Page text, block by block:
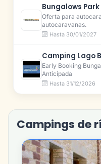
Bungalows
Oferta para
autocaravanas.
Hasta 30/01/2027
Camping Lago
Early Booking
Anticipada
Hasta 31/12/2026
Campings de